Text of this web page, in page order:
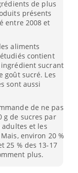
de plus
présents
entre 2008 et
aliments
contient
sucrant
goût sucré. Les
sont aussi
de ne pas
g de sucres par
et les
environ 20 %
25 % des 13-17
plus.